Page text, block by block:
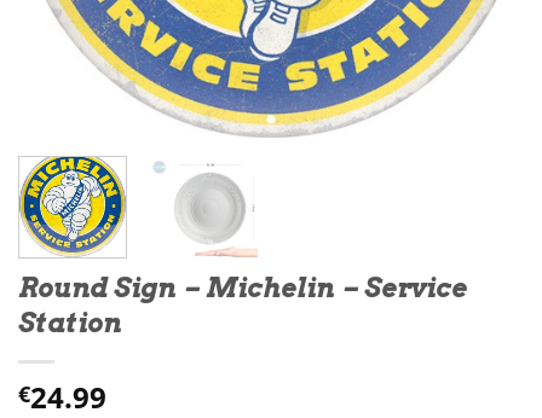
Round Sign – Michelin – Service
Station
€24.99